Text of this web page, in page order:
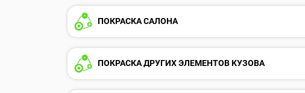
ПОКРАСКА САЛОНА
ПОКРАСКА ДРУГИХ ЭЛЕМЕНТОВ КУЗОВА